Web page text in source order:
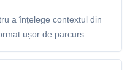
a înțelege contextul din
ușor de parcurs.